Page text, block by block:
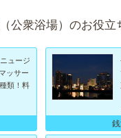
公衆浴場）のお役
ュージ
ッサー
類！料